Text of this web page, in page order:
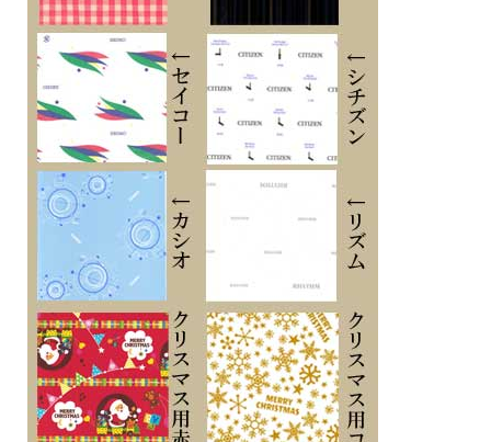
KS1-830-11 ソーラーテック電波時計
スイーツの味わいから連想される感情をテーマにしたシリーズで、爽やかな「甘
さ」から連想されるシャーベットがモチーフ
氷の粒のようにきらめくラメやカットパーツ、ガラスの器をイメージしたパターン
を文字板の外周にあしらい、シンプルなアラビア数字と細めのフレームで抜け感と
透明感を表現しました
9時位置のクリスタルガラスとカットパーツがシャーベットのような輝きを腕元か
ら演出します
ご自身でバンドのコマを外して長さ調節のできるシンプルアジャストを採用してい
■電波機能：日本全国対応
■プッシュ式三つ折中留め
■光発電
■ソーラー発電2.5年（パワーセーブ作動時）
■月差±15秒（非受信時）
■５気圧防水
■ステンレススチールケース
■球面クリスタルガラス